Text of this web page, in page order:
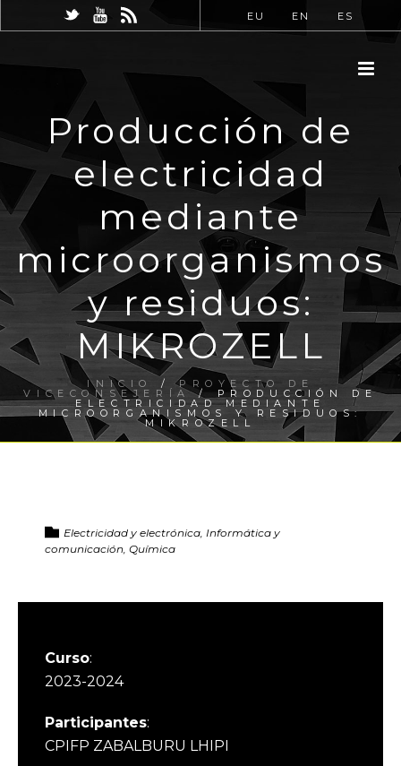
EU EN ES
Producción de
electricidad
mediante
microorganismos
y residuos:
MIKROZELL
INICIO /PROYECTO DE
VICECONSEJERÍA/ PRODUCCIÓN DE
ELECTRICIDAD MEDIANTE
MICROORGANISMOS Y RESIDUOS:
MIKROZELL
Electricidad y electrónica, Informática y
comunicación, Química
Curso:
2023-2024
Participantes:
CPIFP ZABALBURU LHIPI